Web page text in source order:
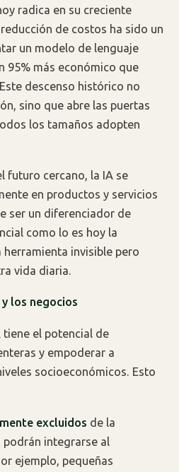
radica en su creciente
de costos ha sido un
un modelo de lenguaje
95% más económico que
descenso histórico no
sino que abre las puertas
los tamaños adopten
futuro cercano, la IA se
en productos y servicios
ser un diferenciador de
como lo es hoy la
invisible pero
vida diaria.
los negocios
tiene el potencial de
y empoderar a
socioeconómicos. Esto
excluidos de la
integrarse al
ejemplo, pequeñas